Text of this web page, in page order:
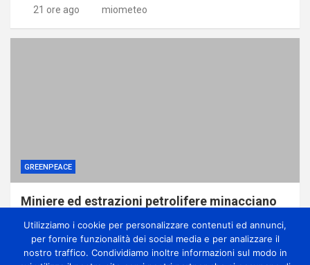
21 ore ago miometeo
GREENPEACE
Miniere ed estrazioni petrolifere minacciano
Congo, svela report di Greenpeace
1 giorno ago miometeo
Utilizziamo i cookie per personalizzare contenuti ed annunci,
per fornire funzionalità dei social media e per analizzare il
nostro traffico. Condividiamo inoltre informazioni sul modo in